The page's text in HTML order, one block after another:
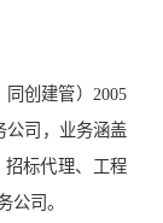
创建管）2005
公司，业务涵盖
标代理、工程
公司。